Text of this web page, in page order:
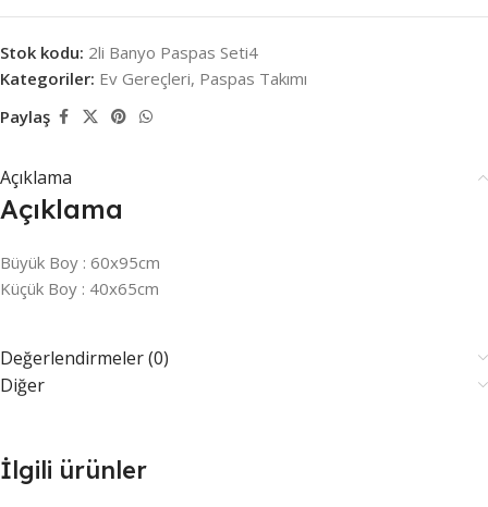
Stok kodu: 2li Banyo Paspas Seti4
Kategoriler: Ev Gereçleri, Paspas Takımı
Paylaş
Açıklama
Açıklama
Büyük Boy : 60x95cm
Küçük Boy : 40x65cm
Değerlendirmeler (0)
Diğer
İlgili ürünler